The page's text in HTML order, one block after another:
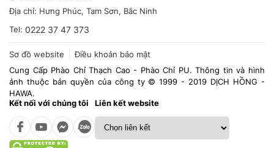
Địa chỉ: Hưng Phúc, Tam Sơn, Bắc Ninh
Tel: 0222 37 47 373
Sơ đồ website
Điều khoản bảo mật
Cung Cấp Phào Chỉ Thạch Cao - Phào Chỉ PU. Thông tin và hình
ảnh thuộc bản quyền của công ty © 1999 - 2019 DỊCH HỒNG -
HAWA.
Kết nối với chúng tôi
Liên kết website